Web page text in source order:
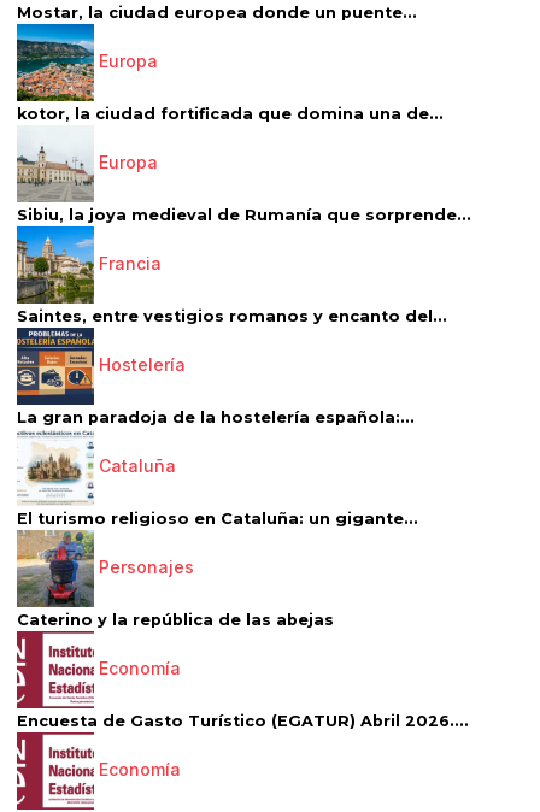
Mostar, la ciudad europea donde un puente...
Europa
kotor, la ciudad fortificada que domina una de...
Europa
Sibiu, la joya medieval de Rumanía que sorprende...
Francia
Saintes, entre vestigios romanos y encanto del...
Hostelería
La gran paradoja de la hostelería española:...
Cataluña
El turismo religioso en Cataluña: un gigante...
Personajes
Caterino y la república de las abejas
Economía
Encuesta de Gasto Turístico (EGATUR) Abril 2026....
Economía